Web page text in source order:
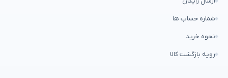
شماره حساب ها
نحوه خرید
رویه بازگشت کالا